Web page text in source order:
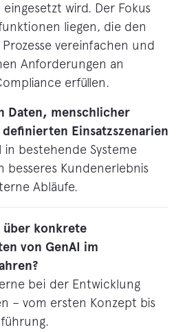
wird. Der Fokus
liegen, die den
vereinfachen und
Anforderungen an
erfüllen.
Daten, menschlicher
Einsatzszenarien
in bestehende Systeme
besseres Kundenerlebnis
Abläufe.
über konkrete
von GenAI im
bei der Entwicklung
– vom ersten Konzept bis